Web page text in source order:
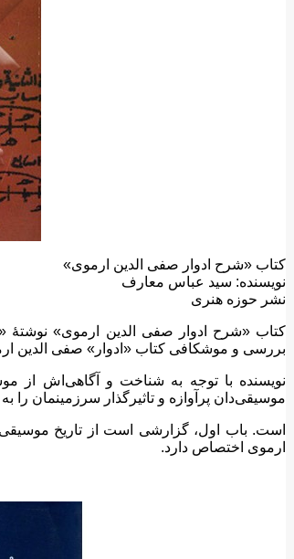
کتاب «شرح ادوار صفی الدین ارموی»
نویسنده: سید عباس معارف
نشر حوزه هنری
کتاب «شرح ادوار صفی الدین ارموی»
بررسی و موشکافی کتاب «ادوار» صفی الدین
نویسنده با توجه به شناخت و آگاهی‌اش از
موسیقی‌دان پرآوازه و تاثیرگذار سرزمینمان را
است. باب اول، گزارشی است از تاریخ موسیقی
ارموی اختصاص دارد.